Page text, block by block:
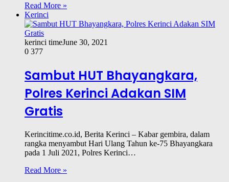
Read More »
Kerinci
kerinci timeJune 30, 2021
0 377
Sambut HUT Bhayangkara,
Polres Kerinci Adakan SIM
Gratis
Kerincitime.co.id, Berita Kerinci – Kabar gembira, dalam
rangka menyambut Hari Ulang Tahun ke-75 Bhayangkara
pada 1 Juli 2021, Polres Kerinci…
Read More »